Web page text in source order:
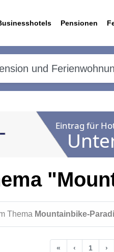
Pensionen
Thema Mountainbike-
« ‹ 1 ›